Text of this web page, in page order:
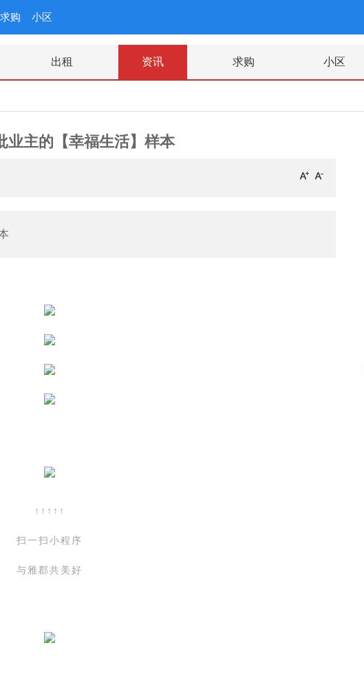
求购 小区
出租 资讯 求购 小区
业主的【幸福生活】样本
↑↑↑↑↑
扫一扫小程序
与雅郡共美好